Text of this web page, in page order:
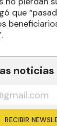
que
RECIBIR